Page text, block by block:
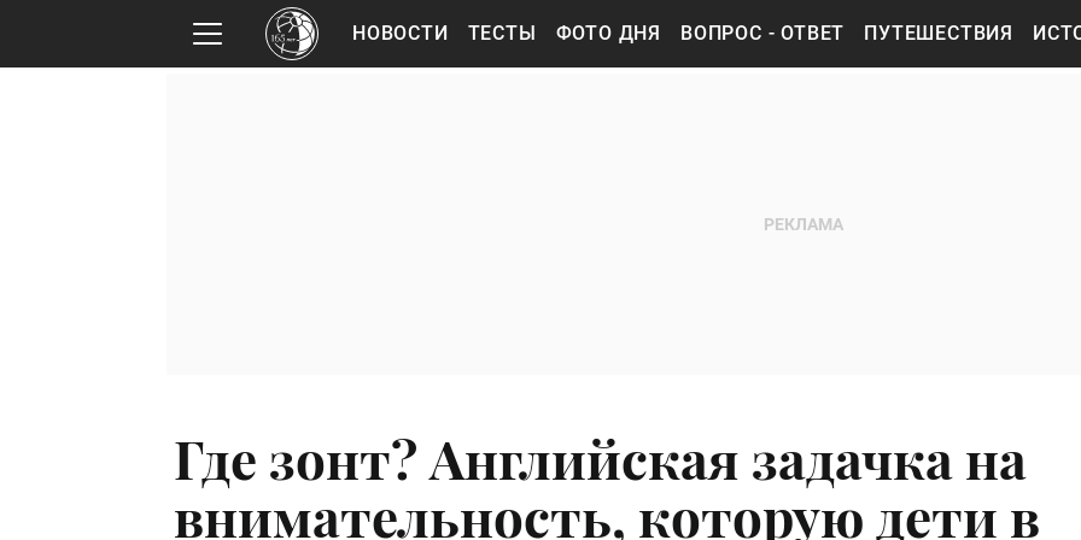
НОВОСТИ ТЕСТЫ ФОТО ДНЯ ВОПРОС - ОТВЕТ ПУТЕШЕСТВИЯ
Где зонт? Английская задачка на
внимательность, которую дети в